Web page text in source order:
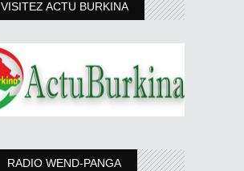
VISITEZ ACTU BURKINA
RADIO WEND-PANGA